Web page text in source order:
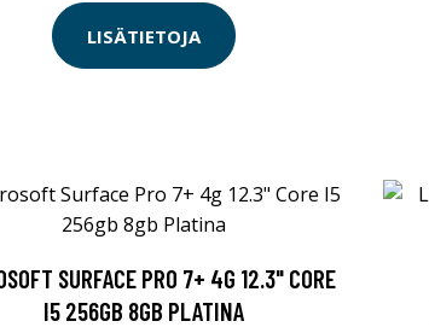
LISÄTIETOJA
SURFACE PRO 7+ 4G 12.3" CORE
I5 256GB 8GB PLATINA